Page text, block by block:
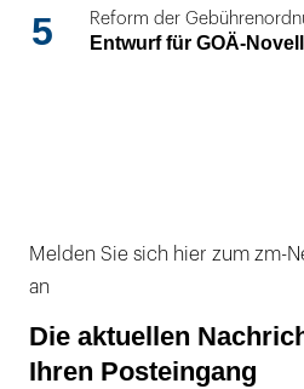
5 Reform der
Entwurf für GOÄ-
Melden Sie sich hier zum zm-
an
Die aktuellen
Ihren Posteingang